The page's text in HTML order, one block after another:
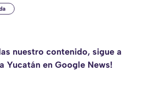
nuestro contenido, sigue a
Yucatán en Google News!